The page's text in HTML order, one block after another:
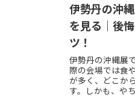
伊勢丹の沖
を見る｜後
ツ！
伊勢丹の沖縄展
際の会場では食
が多く、どこか
す。しかも、や